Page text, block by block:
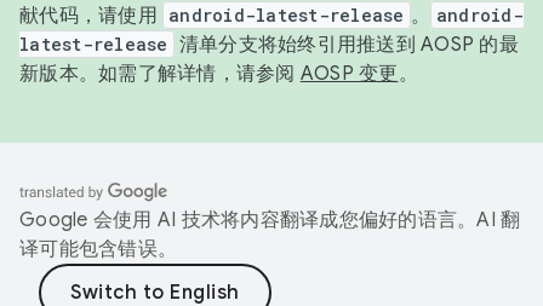
献代码，请使用 android-latest-release 。
android-
latest-release 清单分支将始终引用推送到 AOSP 的最
新版本。如需了解详情，请参阅 AOSP 变更。
Google 会使用 AI 技术将内容翻译成您偏好的语言。AI 翻
译可能包含错误。